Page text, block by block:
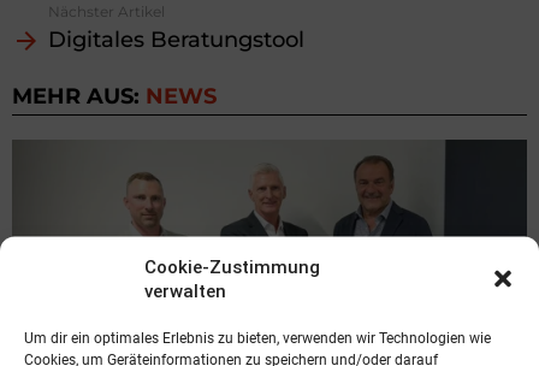
Cookie-Zustimmung
verwalten
Um dir ein optimales Erlebnis zu bieten, verwenden wir Technologien wie
Cookies, um Geräteinformationen zu speichern und/oder darauf
Nächster Artikel
Digitales Beratungstool
MEHR AUS: NEWS